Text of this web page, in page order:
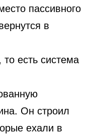
пассивного
в
есть система
Он строил
ехали в